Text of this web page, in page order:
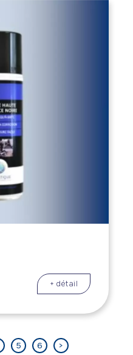
+ détail
5 6 >